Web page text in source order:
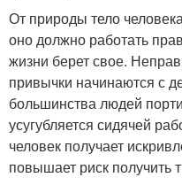
От природы тело
оно должно работать
жизни берет свое.
привычки начинаются с
большинства людей
усугубляется сидячей
человек получает
повышает риск получить